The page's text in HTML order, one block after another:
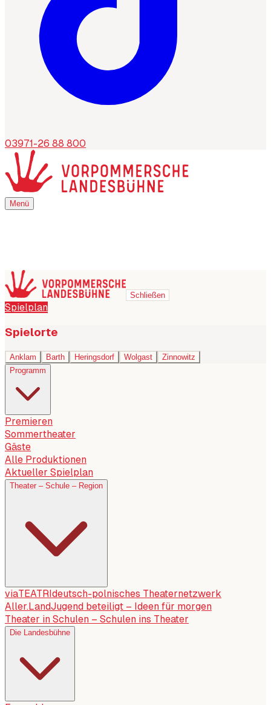
03971-26 88 800
Menü
Menü
Schließen
Spielplan
Spielorte
Anklam Barth Heringsdorf Wolgast
Zinnowitz
Programm
Premieren
Sommertheater
Gäste
Alle Produktionen
Aktueller Spielplan
Theater – Schule – Region
viaTEATRI deutsch-polnisches Theaternetzwerk
Aller.LandJugend beteiligt – Ideen für morgen
Theater in Schulen – Schulen ins Theater
Die Landesbühne